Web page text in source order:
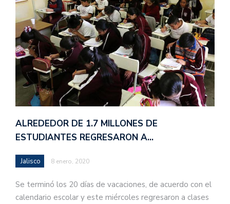
ALREDEDOR DE 1.7 MILLONES DE
ESTUDIANTES REGRESARON A…
Jalisco 8 enero, 2020
Se terminó los 20 días de vacaciones, de acuerdo con el
calendario escolar y este miércoles regresaron a clases